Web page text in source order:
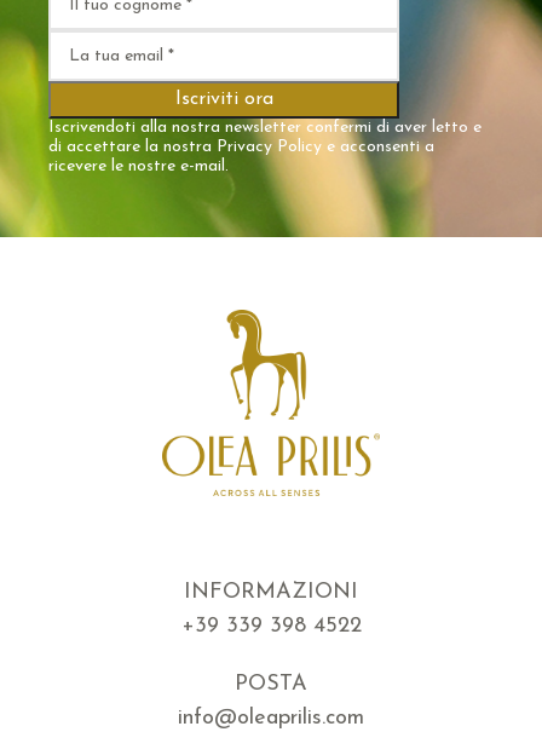
Iscrivendoti alla nostra newsletter confermi di aver letto e
di accettare la nostra Privacy Policy e acconsenti a
ricevere le nostre e-mail.
INFORMAZIONI
+39 339 398 4522
POSTA
info@oleaprilis.com